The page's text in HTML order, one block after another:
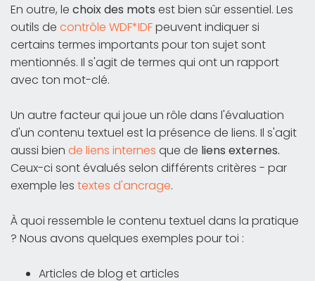
En outre, le choix des mots est bien sûr essentiel. Les
outils de contrôle WDF*IDFpeuvent indiquer si
certains termes importants pour ton sujet sont
mentionnés. Il s'agit de termes qui ont un rapport
avec ton mot-clé.
Un autre facteur qui joue un rôle dans l'évaluation
d'un contenu textuel est la présence de liens. Il s'agit
aussi bien de liens internes que de liens externes.
Ceux-ci sont évalués selon différents critères - par
exemple les textes d'ancrage.
À quoi ressemble le contenu textuel dans la pratique
? Nous avons quelques exemples pour toi :
Articles de blog et articles